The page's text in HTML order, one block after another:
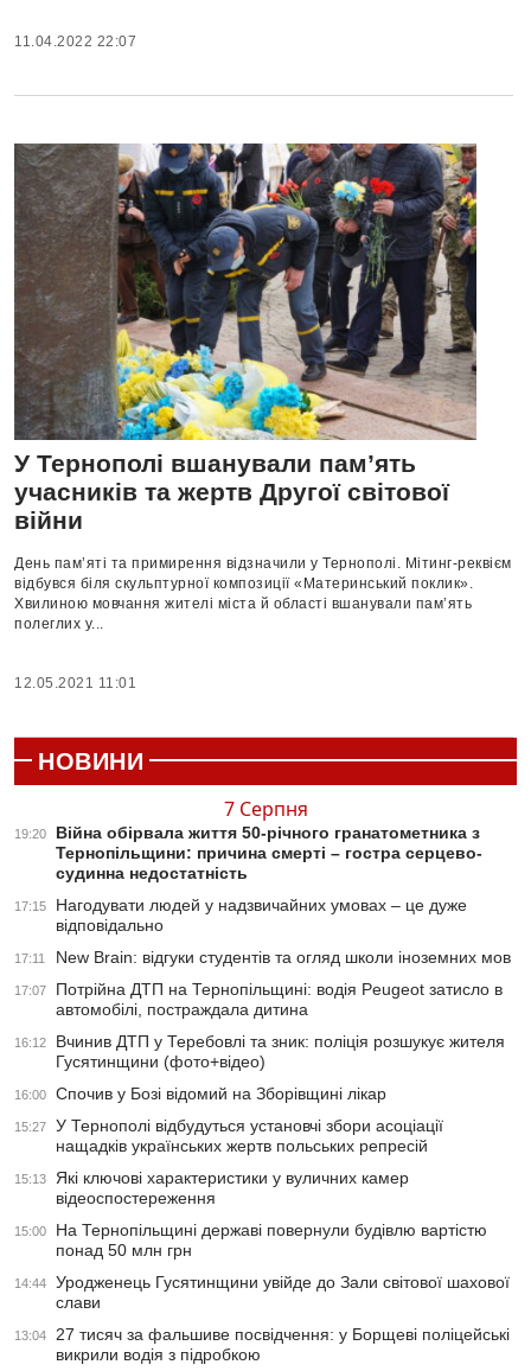
11.04.2022 22:07
У Тернополі вшанували пам’ять
учасників та жертв Другої світової
війни
День пам’яті та примирення відзначили у Тернополі. Мітинг-реквієм
відбувся біля скульптурної композиції «Материнський поклик».
Хвилиною мовчання жителі міста й області вшанували пам’ять
полеглих у...
12.05.2021 11:01
НОВИНИ
7 Серпня
19:20
Війна обірвала життя 50-річного гранатометника з
Тернопільщини: причина смерті – гостра серцево-
судинна недостатність
17:15
Нагодувати людей у надзвичайних умовах – це дуже
відповідально
17:11 New Brain: відгуки студентів та огляд школи іноземних мов
17:07
Потрійна ДТП на Тернопільщині: водія Peugeot затисло в
автомобілі, постраждала дитина
16:12
Вчинив ДТП у Теребовлі та зник: поліція розшукує жителя
Гусятинщини (фото+відео)
16:00 Спочив у Бозі відомий на Зборівщині лікар
15:27
У Тернополі відбудуться установчі збори асоціації
нащадків українських жертв польських репресій
15:13
Які ключові характеристики у вуличних камер
відеоспостереження
15:00
На Тернопільщині державі повернули будівлю вартістю
понад 50 млн грн
14:44
Уродженець Гусятинщини увійде до Зали світової шахової
слави
13:04
27 тисяч за фальшиве посвідчення: у Борщеві поліцейські
викрили водія з підробкою